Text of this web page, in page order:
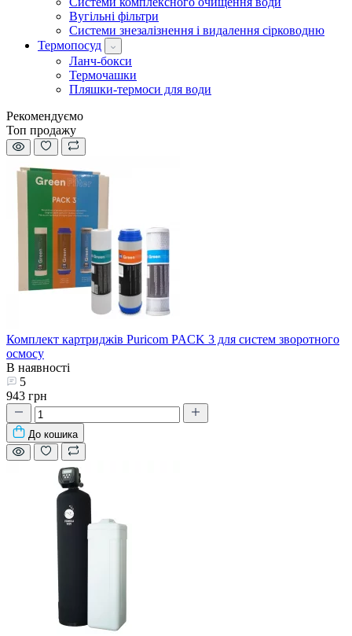
Вугільні фільтри
Системи знезалізнення і видалення сірководню
Термопосуд
Ланч-бокси
Термочашки
Пляшки-термоси для води
Рекомендуємо
Топ продажу
Комплект картриджів Puricom PACK 3 для систем зворотного
осмосу
В наявності
5
943 грн
До кошика